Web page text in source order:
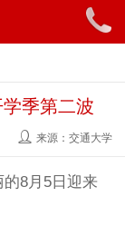
学季第二波
来源：交通大学
的8月5日迎来